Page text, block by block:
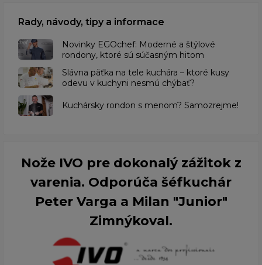
Rady, návody, tipy a informace
Novinky EGOchef: Moderné a štýlové
rondony, ktoré sú súčasným hitom
Slávna päťka na tele kuchára – ktoré kusy
odevu v kuchyni nesmú chýbať?
Kuchársky rondon s menom? Samozrejme!
Nože IVO pre dokonalý zážitok z
varenia. Odporúča šéfkuchár
Peter Varga a Milan "Junior"
Zimnýkoval.